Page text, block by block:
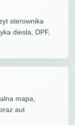
sterownika
diesla, DPF,
mapa,
aut